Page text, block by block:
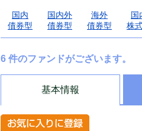
国内
債券型
国内外
債券型
海外
債券型
国
株
6 件のファンドがございます。
基本情報